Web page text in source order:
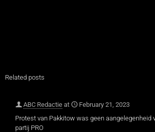
Related posts
ABC Redactie at
February 21, 2023
Protest van Pakkitow was geen aangelegenheid
partij PRO